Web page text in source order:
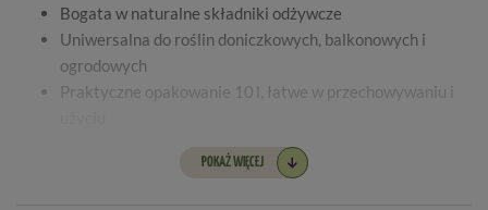
Bogata w naturalne składniki odżywcze
Uniwersalna do roślin doniczkowych, balkonowych i
ogrodowych
Praktyczne opakowanie 10 l, łatwe w przechowywaniu i
POKAŻ WIĘCEJ